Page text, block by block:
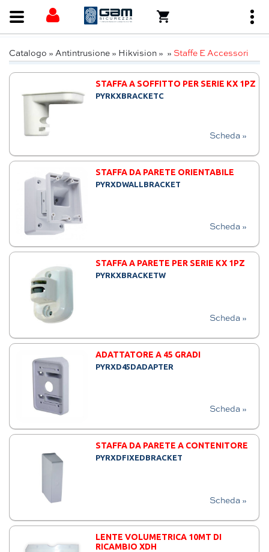
Catalogo » Antintrusione » Hikvision » » Staffe E Accessori
STAFFA A SOFFITTO PER SERIE KX 1PZ
PYRKXBRACKETC
Scheda »
STAFFA DA PARETE ORIENTABILE
PYRXDWALLBRACKET
Scheda »
STAFFA A PARETE PER SERIE KX 1PZ
PYRKXBRACKETW
Scheda »
ADATTATORE A 45 GRADI
PYRXD45DADAPTER
Scheda »
STAFFA DA PARETE A CONTENITORE
PYRXDFIXEDBRACKET
Scheda »
LENTE VOLUMETRICA 10MT DI
RICAMBIO XDH